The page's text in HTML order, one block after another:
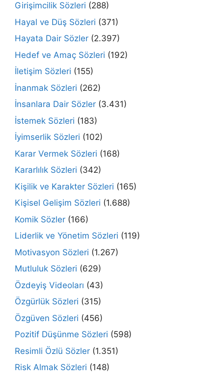
Girişimcilik Sözleri (288)
Hayal ve Düş Sözleri (371)
Hayata Dair Sözler (2.397)
Hedef ve Amaç Sözleri (192)
İletişim Sözleri (155)
İnanmak Sözleri (262)
İnsanlara Dair Sözler (3.431)
İstemek Sözleri (183)
İyimserlik Sözleri (102)
Karar Vermek Sözleri (168)
Kararlılık Sözleri (342)
Kişilik ve Karakter Sözleri (165)
Kişisel Gelişim Sözleri (1.688)
Komik Sözler (166)
Liderlik ve Yönetim Sözleri (119)
Motivasyon Sözleri (1.267)
Mutluluk Sözleri (629)
Özdeyiş Videoları (43)
Özgürlük Sözleri (315)
Özgüven Sözleri (456)
Pozitif Düşünme Sözleri (598)
Resimli Özlü Sözler (1.351)
Risk Almak Sözleri (148)